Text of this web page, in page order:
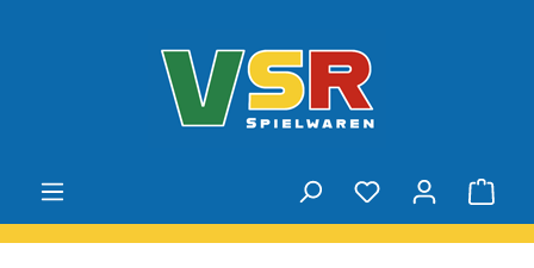
Du hast 0